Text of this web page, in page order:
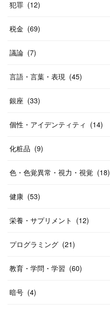
犯罪 (12)
税金 (69)
議論 (7)
言語・言葉・表現 (45)
銀座 (33)
個性・アイデンティティ (14)
化粧品 (9)
色・色覚異常・視力・視覚 (18)
健康 (53)
栄養・サプリメント (12)
プログラミング (21)
教育・学問・学習 (60)
暗号 (4)